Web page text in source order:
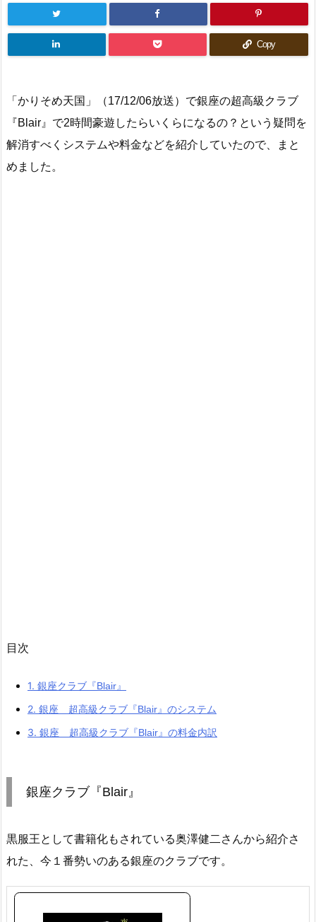
Copy
「かりそめ天国」（17/12/06放送）で銀座の超高級クラブ
『Blair』で2時間豪遊したらいくらになるの？という疑問を
解消すべくシステムや料金などを紹介していたので、まと
めました。
目次
1. 銀座クラブ『Blair』
2. 銀座 超高級クラブ『Blair』のシステム
3. 銀座 超高級クラブ『Blair』の料金内訳
銀座クラブ『Blair』
黒服王として書籍化もされている奥澤健二さんから紹介さ
れた、今１番勢いのある銀座のクラブです。